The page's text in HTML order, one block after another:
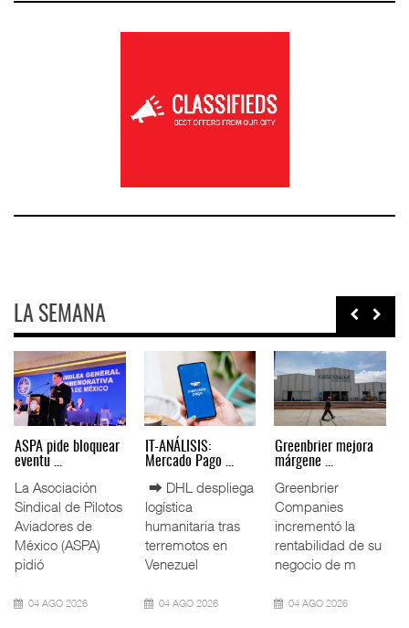
LA SEMANA
IT-ANÁLISIS: Puerto
Lázar ...
⮕ Canal de
Panamá reducirá
nuevamente el
calado de
Neopanamax ⮕
06 AGO 2026
La ATTRAPI licita
red de ...
La Agencia de
Trenes y
Transporte Público
Integrado
(ATTRAPI) abri
06 AGO 2026
ASPA pide bloquear
eventu ...
La Asociación
Sindical de Pilotos
Aviadores de
México (ASPA)
pidió
04 AGO 2026